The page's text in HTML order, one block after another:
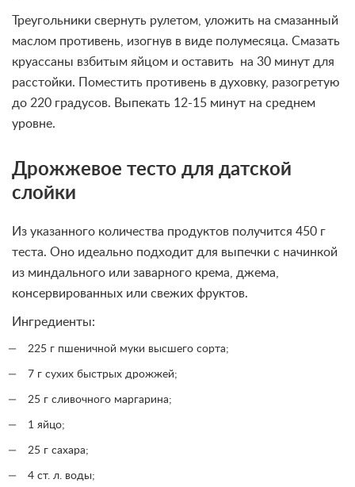
Треугольники свернуть рулетом, уложить на смазанный
маслом противень, изогнув в виде полумесяца. Смазать
круассаны взбитым яйцом и оставить на 30 минут для
расстойки. Поместить противень в духовку, разогретую
до 220 градусов. Выпекать 12-15 минут на среднем
уровне.
Дрожжевое тесто для датской
слойки
Из указанного количества продуктов получится 450 г
теста. Оно идеально подходит для выпечки с начинкой
из миндального или заварного крема, джема,
консервированных или свежих фруктов.
Ингредиенты:
225 г пшеничной муки высшего сорта;
7 г сухих быстрых дрожжей;
25 г сливочного маргарина;
1 яйцо;
25 г сахара;
4 ст. л. воды;